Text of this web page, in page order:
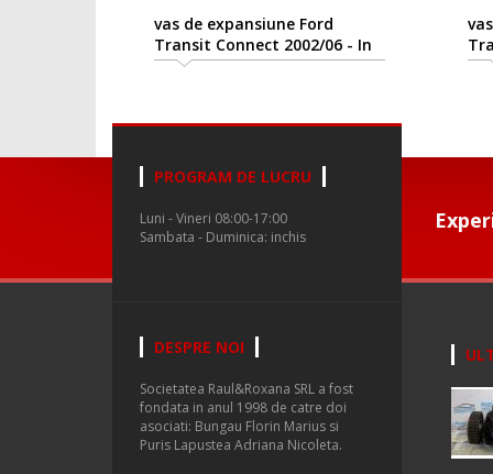
vas de expansiune Ford
Transit Connect 2002/06 - In
prezent
PROGRAM DE LUCRU
Luni - Vineri 08:00-17:00
Sambata - Duminica: inchis
DESPRE NOI
Societatea Raul&Roxana SRL a fost
fondata in anul 1998 de catre doi
asociati: Bungau Florin Marius si
Puris Lapustea Adriana Nicoleta.